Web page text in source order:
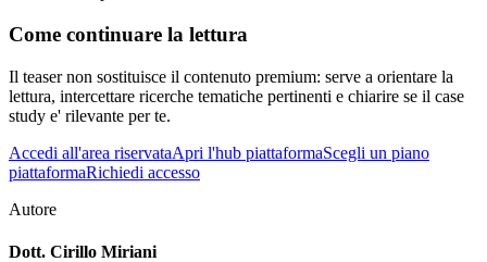
Come continuare la lettura
Il teaser non sostituisce il contenuto premium: serve a orientare la
lettura, intercettare ricerche tematiche pertinenti e chiarire se il case
study e' rilevante per te.
Accedi all'area riservataApri l'hub piattaformaScegli un piano
piattaformaRichiedi accesso
Autore
Dott. Cirillo Miriani